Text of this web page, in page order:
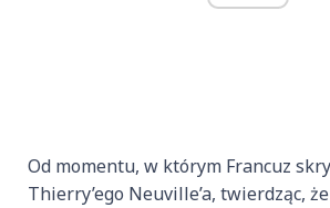
Od momentu, w którym Francuz
Thierry’ego Neuville’a, twierdząc,